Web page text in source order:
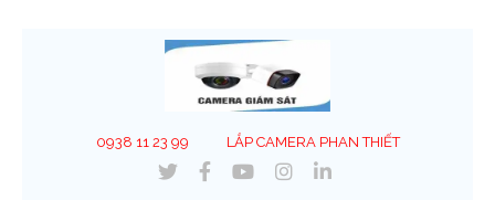
0938 11 23 99 LẮP CAMERA PHAN THIẾT